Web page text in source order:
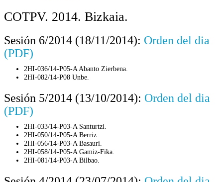
COTPV. 2014. Bizkaia.
Sesión 6/2014 (18/11/2014): Orden del dia
(PDF)
2HI-036/14-P05-A Abanto Zierbena.
2HI-082/14-P08 Unbe.
Sesión 5/2014 (13/10/2014): Orden del dia
(PDF)
2HI-033/14-P03-A Santurtzi.
2HI-050/14-P05-A Berriz.
2HI-056/14-P03-A Basauri.
2HI-058/14-P05-A Gamiz-Fika.
2HI-081/14-P03-A Bilbao.